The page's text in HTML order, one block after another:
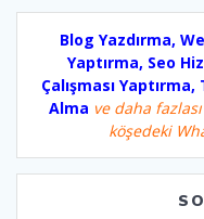
Blog Yazdırma,
Yaptırma, Seo
Çalışması
Alma ve daha
köşedeki